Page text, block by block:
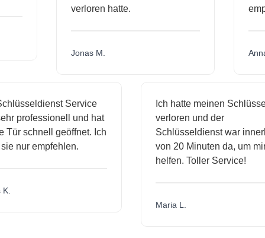
verloren hatte.
Jonas M.
Service
professionell und hat
Tür schnell geöffnet. Ich
nur empfehlen.
Ich hatte meinen Schlüssel
verloren und der
Schlüsseldienst war
von 20 Minuten da, um mir
helfen. Toller Service!
Maria L.